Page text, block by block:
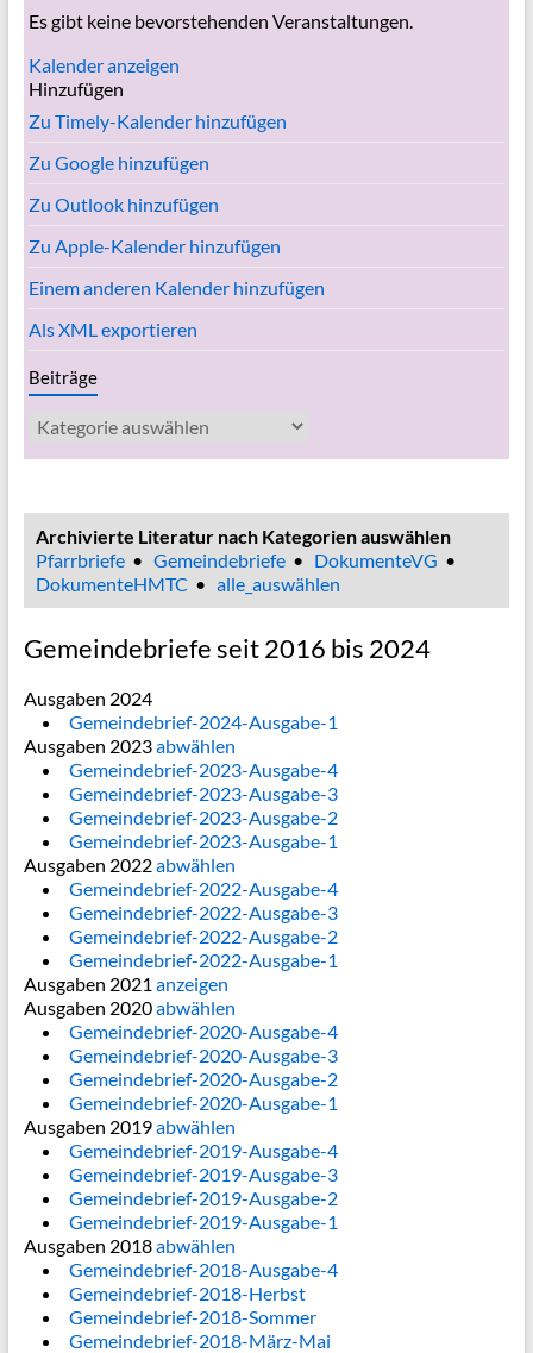
Es gibt keine bevorstehenden Veranstaltungen.
Kalender anzeigen
Hinzufügen
Zu Timely-Kalender hinzufügen
Zu Google hinzufügen
Zu Outlook hinzufügen
Zu Apple-Kalender hinzufügen
Einem anderen Kalender hinzufügen
Als XML exportieren
Beiträge
Beiträge
Archivierte Literatur nach Kategorien auswählen
Pfarrbriefe• Gemeindebriefe• DokumenteVG •
DokumenteHMTC • alle_auswählen
Gemeindebriefe seit 2016 bis 2024
Ausgaben 2024
Gemeindebrief-2024-Ausgabe-1
Ausgaben 2023abwählen
Gemeindebrief-2023-Ausgabe-4
Gemeindebrief-2023-Ausgabe-3
Gemeindebrief-2023-Ausgabe-2
Gemeindebrief-2023-Ausgabe-1
Ausgaben 2022abwählen
Gemeindebrief-2022-Ausgabe-4
Gemeindebrief-2022-Ausgabe-3
Gemeindebrief-2022-Ausgabe-2
Gemeindebrief-2022-Ausgabe-1
Ausgaben 2021 anzeigen
Ausgaben 2020abwählen
Gemeindebrief-2020-Ausgabe-4
Gemeindebrief-2020-Ausgabe-3
Gemeindebrief-2020-Ausgabe-2
Gemeindebrief-2020-Ausgabe-1
Ausgaben 2019abwählen
Gemeindebrief-2019-Ausgabe-4
Gemeindebrief-2019-Ausgabe-3
Gemeindebrief-2019-Ausgabe-2
Gemeindebrief-2019-Ausgabe-1
Ausgaben 2018abwählen
Gemeindebrief-2018-Ausgabe-4
Gemeindebrief-2018-Herbst
Gemeindebrief-2018-Sommer
Gemeindebrief-2018-März-Mai